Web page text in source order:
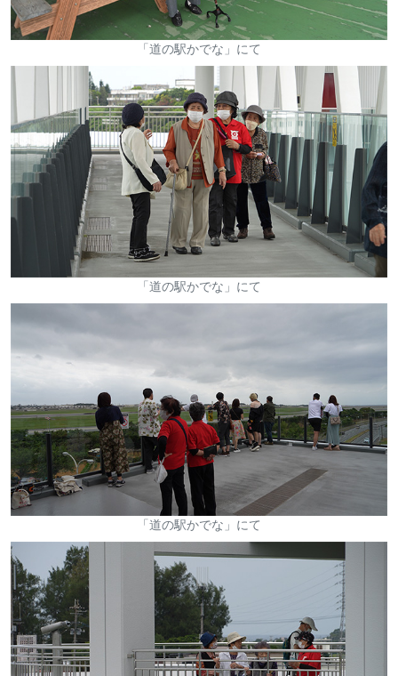
「道の駅かでな」にて
「道の駅かでな」にて
「道の駅かでな」にて